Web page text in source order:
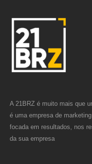
A 21BRZ é muito mais que
é uma empresa de
focada em resultados, nos
da sua empresa